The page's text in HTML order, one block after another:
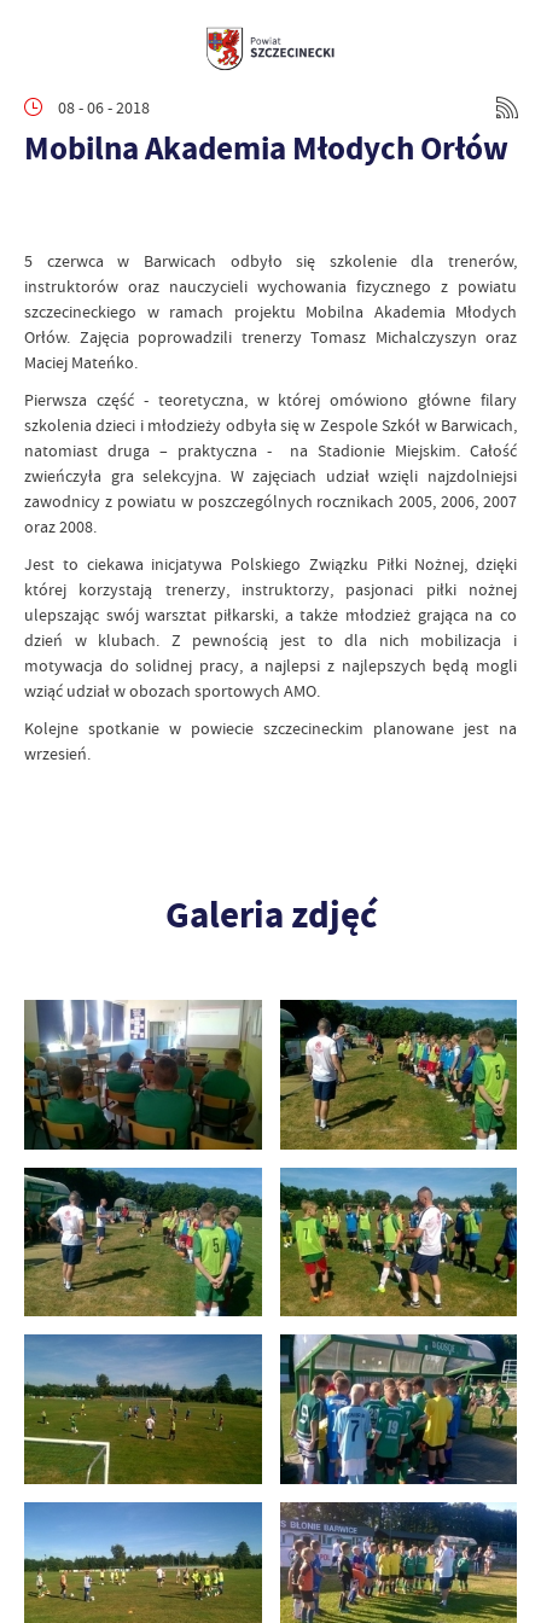
08 - 06 - 2018
Mobilna Akademia Młodych Orłów
5 czerwca w Barwicach odbyło się szkolenie dla trenerów,
instruktorów oraz nauczycieli wychowania fizycznego z powiatu
szczecineckiego w ramach projektu Mobilna Akademia Młodych
Orłów. Zajęcia poprowadzili trenerzy Tomasz Michalczyszyn oraz
Maciej Mateńko.
Pierwsza część - teoretyczna, w której omówiono główne filary
szkolenia dzieci i młodzieży odbyła się w Zespole Szkół w Barwicach,
natomiast druga – praktyczna - na Stadionie Miejskim. Całość
zwieńczyła gra selekcyjna. W zajęciach udział wzięli najzdolniejsi
zawodnicy z powiatu w poszczególnych rocznikach 2005, 2006, 2007
oraz 2008.
Jest to ciekawa inicjatywa Polskiego Związku Piłki Nożnej, dzięki
której korzystają trenerzy, instruktorzy, pasjonaci piłki nożnej
ulepszając swój warsztat piłkarski, a także młodzież grająca na co
dzień w klubach. Z pewnością jest to dla nich mobilizacja i
motywacja do solidnej pracy, a najlepsi z najlepszych będą mogli
wziąć udział w obozach sportowych AMO.
Kolejne spotkanie w powiecie szczecineckim planowane jest na
wrzesień.
Galeria zdjęć